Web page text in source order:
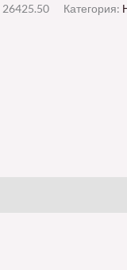
26425.50 Категория: